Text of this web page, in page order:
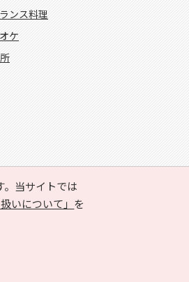
当サイトでは
いについて」 を
ンス料理
ケ